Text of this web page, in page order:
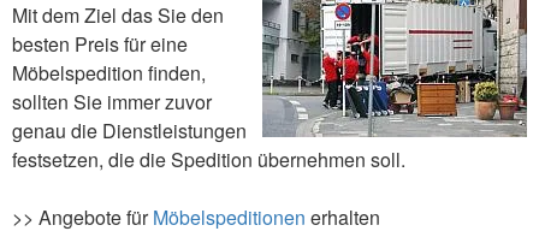
Mit dem Ziel das Sie den
besten Preis für eine
Möbelspedition finden,
sollten Sie immer zuvor
genau die Dienstleistungen
festsetzen, die die Spedition übernehmen soll.
>> Angebote fürMöbelspeditionen erhalten